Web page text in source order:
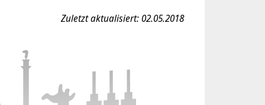
Zuletzt aktualisiert: 02.05.2018